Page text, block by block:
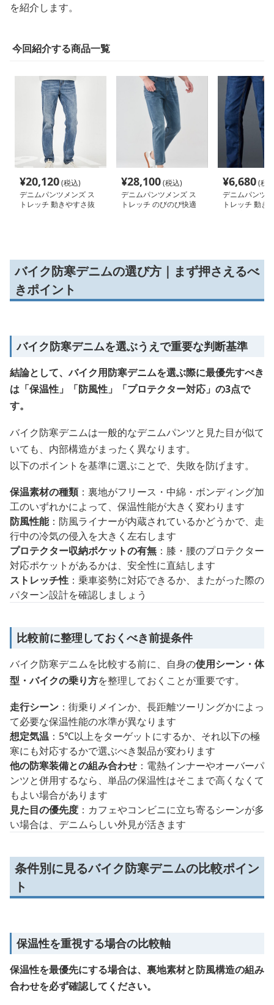
を紹介します。
今回紹介する商品一覧
¥20,120(税込)
デニムパンツメンズ ス
トレッチ 動きやすさ抜
¥28,100(税込)
デニムパンツメンズ ス
トレッチ のびのび快適
¥6,680(税
デニムパンツ
トレッチ 動き
バイク防寒デニムの選び方｜まず押さえるべ
きポイント
バイク防寒デニムを選ぶうえで重要な判断基準
結論として、バイク用防寒デニムを選ぶ際に最優先すべき
は「保温性」「防風性」「プロテクター対応」の3点で
す。
バイク防寒デニムは一般的なデニムパンツと見た目が似て
いても、内部構造がまったく異なります。
以下のポイントを基準に選ぶことで、失敗を防げます。
保温素材の種類：裏地がフリース・中綿・ボンディング加
工のいずれかによって、保温性能が大きく変わります
防風性能：防風ライナーが内蔵されているかどうかで、走
行中の冷気の侵入を大きく左右します
プロテクター収納ポケットの有無 ：膝・腰のプロテクター
対応ポケットがあるかは、安全性に直結します
ストレッチ性 ：乗車姿勢に対応できるか、またがった際の
パターン設計を確認しましょう
比較前に整理しておくべき前提条件
バイク防寒デニムを比較する前に、自身の使用シーン・体
型・バイクの乗り方を整理しておくことが重要です。
走行シーン ：街乗りメインか、長距離ツーリングかによっ
て必要な保温性能の水準が異なります
想定気温 ：5℃以上をターゲットにするか、それ以下の極
寒にも対応するかで選ぶべき製品が変わります
他の防寒装備との組み合わせ ：電熱インナーやオーバーパ
ンツと併用するなら、単品の保温性はそこまで高くなくて
もよい場合があります
見た目の優先度 ：カフェやコンビニに立ち寄るシーンが多
い場合は、デニムらしい外見が活きます
条件別に見るバイク防寒デニムの比較ポイン
ト
保温性を重視する場合の比較軸
保温性を最優先にする場合は、裏地素材と防風構造の組み
合わせを必ず確認してください。